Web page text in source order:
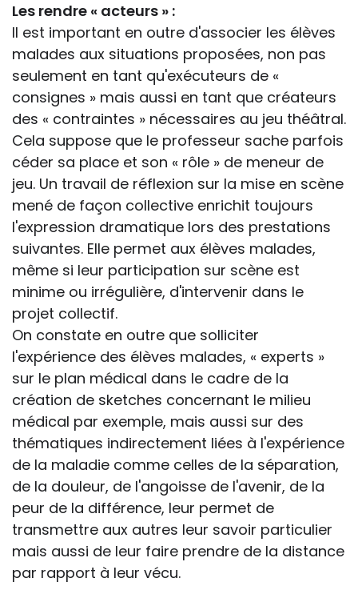
Les rendre « acteurs » :
Il est important en outre d'associer les élèves
malades aux situations proposées, non pas
seulement en tant qu'exécuteurs de «
consignes » mais aussi en tant que créateurs
des « contraintes » nécessaires au jeu théâtral.
Cela suppose que le professeur sache parfois
céder sa place et son « rôle » de meneur de
jeu. Un travail de réflexion sur la mise en scène
mené de façon collective enrichit toujours
l'expression dramatique lors des prestations
suivantes. Elle permet aux élèves malades,
même si leur participation sur scène est
minime ou irrégulière, d'intervenir dans le
projet collectif.
On constate en outre que solliciter
l'expérience des élèves malades, « experts »
sur le plan médical dans le cadre de la
création de sketches concernant le milieu
médical par exemple, mais aussi sur des
thématiques indirectement liées à l'expérience
de la maladie comme celles de la séparation,
de la douleur, de l'angoisse de l'avenir, de la
peur de la différence, leur permet de
transmettre aux autres leur savoir particulier
mais aussi de leur faire prendre de la distance
par rapport à leur vécu.